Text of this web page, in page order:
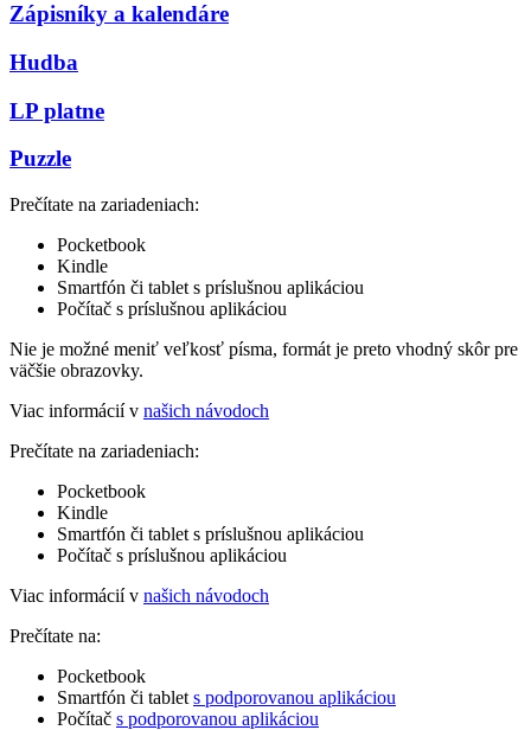
Zápisníky a kalendáre
Hudba
LP platne
Puzzle
Prečítate na zariadeniach:
Pocketbook
Kindle
Smartfón či tablet s príslušnou aplikáciou
Počítač s príslušnou aplikáciou
Nie je možné meniť veľkosť písma, formát je preto vhodný skôr pre
väčšie obrazovky.
Viac informácií v našich návodoch
Prečítate na zariadeniach:
Pocketbook
Kindle
Smartfón či tablet s príslušnou aplikáciou
Počítač s príslušnou aplikáciou
Viac informácií v našich návodoch
Prečítate na:
Pocketbook
Smartfón či tablet s podporovanou aplikáciou
Počítač s podporovanou aplikáciou